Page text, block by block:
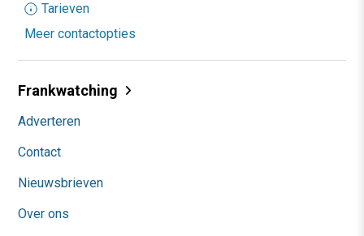
Tarieven
Meer contactopties
Frankwatching
Adverteren
Contact
Nieuwsbrieven
Over ons